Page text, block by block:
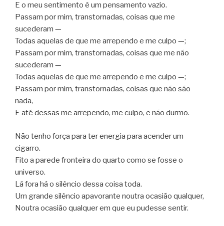
E o meu sentimento é um pensamento vazio.
Passam por mim, transtornadas, coisas que me
sucederam —
Todas aquelas de que me arrependo e me culpo —;
Passam por mim, transtornadas, coisas que me não
sucederam —
Todas aquelas de que me arrependo e me culpo —;
Passam por mim, transtornadas, coisas que não são
nada,
E até dessas me arrependo, me culpo, e não durmo.
Não tenho força para ter energia para acender um
cigarro.
Fito a parede fronteira do quarto como se fosse o
universo.
Lá fora há o silêncio dessa coisa toda.
Um grande silêncio apavorante noutra ocasião qualquer,
Noutra ocasião qualquer em que eu pudesse sentir.